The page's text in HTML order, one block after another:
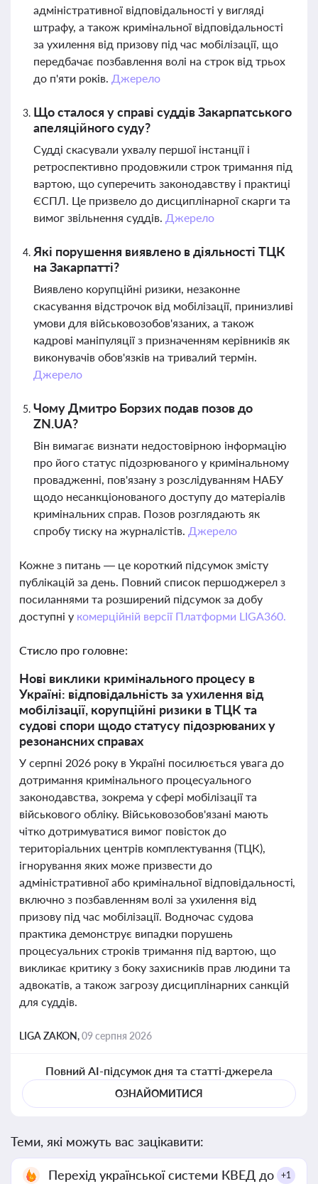
адміністративної відповідальності у вигляді
штрафу, а також кримінальної відповідальності
за ухилення від призову під час мобілізації, що
передбачає позбавлення волі на строк від трьох
до п'яти років. Джерело
Що сталося у справі суддів Закарпатського
апеляційного суду?
Судді скасували ухвалу першої інстанції і
ретроспективно продовжили строк тримання під
вартою, що суперечить законодавству і практиці
ЄСПЛ. Це призвело до дисциплінарної скарги та
вимог звільнення суддів. Джерело
Які порушення виявлено в діяльності ТЦК
на Закарпатті?
Виявлено корупційні ризики, незаконне
скасування відстрочок від мобілізації, принизливі
умови для військовозобов'язаних, а також
кадрові маніпуляції з призначенням керівників як
виконувачів обов'язків на тривалий термін.
Джерело
Чому Дмитро Борзих подав позов до
ZN.UA?
Він вимагає визнати недостовірною інформацію
про його статус підозрюваного у кримінальному
провадженні, пов'язану з розслідуванням НАБУ
щодо несанкціонованого доступу до матеріалів
кримінальних справ. Позов розглядають як
спробу тиску на журналістів. Джерело
Кожне з питань — це короткий підсумок змісту
публікацій за день. Повний список першоджерел з
посиланнями та розширений підсумок за добу
доступні у комерційній версії Платформи LIGA360.
Стисло про головне:
Нові виклики кримінального процесу в
Україні: відповідальність за ухилення від
мобілізації, корупційні ризики в ТЦК та
судові спори щодо статусу підозрюваних у
резонансних справах
У серпні 2026 року в Україні посилюється увага до
дотримання кримінального процесуального
законодавства, зокрема у сфері мобілізації та
військового обліку. Військовозобов'язані мають
чітко дотримуватися вимог повісток до
територіальних центрів комплектування (ТЦК),
ігнорування яких може призвести до
адміністративної або кримінальної відповідальності,
включно з позбавленням волі за ухилення від
призову під час мобілізації. Водночас судова
практика демонструє випадки порушень
процесуальних строків тримання під вартою, що
викликає критику з боку захисників прав людини та
адвокатів, а також загрозу дисциплінарних санкцій
для суддів.
LIGA ZAKON,09 серпня 2026
Повний AI-підсумок дня та статті-джерела
ОЗНАЙОМИТИСЯ
Теми, які можуть вас зацікавити:
Перехід української системи КВЕД до
+1